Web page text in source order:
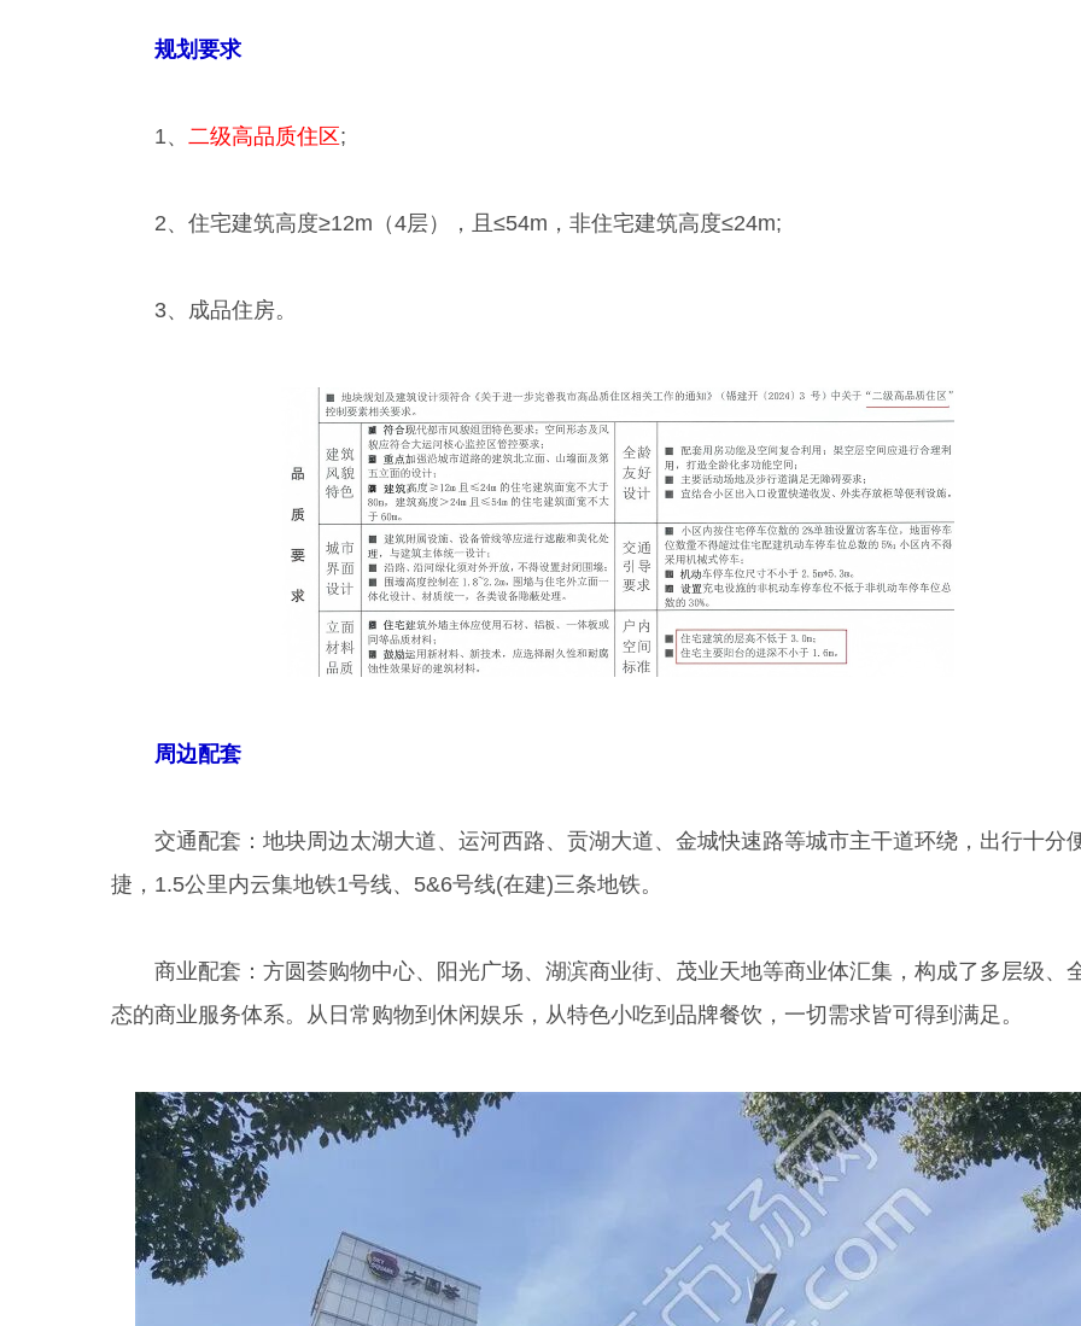
规划要求
1、 二级高品质住区 ;
2、住宅建筑高度≥12m（4层），且≤54m，非住宅建筑高度≤24m;
3、成品住房。
周边配套
交通配套：地块周边太湖大道、运河西路、贡湖大道、金城快速路等城市主干道环绕，出行十分
捷，1.5公里内云集地铁1号线、5&6号线(在建)三条地铁。
商业配套：方圆荟购物中心、阳光广场、湖滨商业街、茂业天地等商业体汇集，构成了多层级、
态的商业服务体系。从日常购物到休闲娱乐，从特色小吃到品牌餐饮，一切需求皆可得到满足。